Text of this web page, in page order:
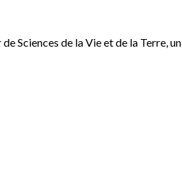
Sciences de la Vie et de la Terre, un